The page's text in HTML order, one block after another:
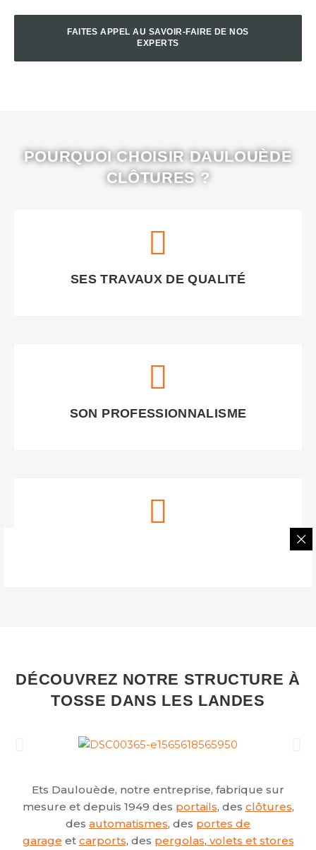
FAITES APPEL AU SAVOIR-FAIRE DE NOS
EXPERTS
POURQUOI CHOISIR DAULOUÈDE
CLÔTURES ?
SES TRAVAUX DE QUALITÉ
SON PROFESSIONNALISME
DÉCOUVREZ NOTRE STRUCTURE À
TOSSE DANS LES LANDES
Ets Daulouède, notre entreprise, fabrique sur
mesure et depuis 1949 des portails, des clôtures,
des automatismes, des portes de
garage et carports, des pergolas, volets et stores